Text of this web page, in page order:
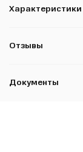
Характеристики
Отзывы
Документы